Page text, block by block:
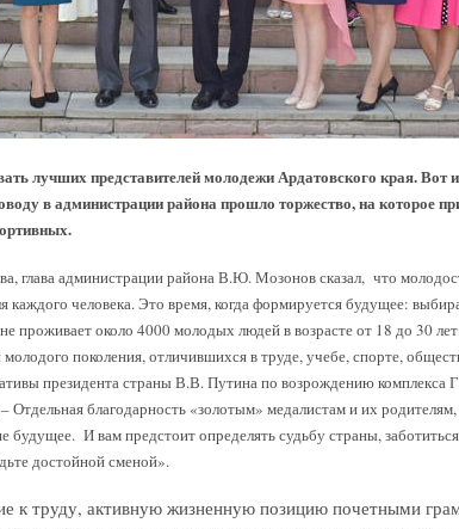
лучших представителей молодежи Ардатовского края.
в администрации района прошло торжество, на которое
глава администрации района В.Ю. Мозонов сказал, что
каждого человека. Это время, когда формируется будущее:
проживает около 4000 молодых людей в возрасте от 18 до 30
поколения, отличившихся в труде, учебе, спорте,
президента страны В.В. Путина по возрождению комплекса
Отдельная благодарность «золотым» медалистам и их
И вам предстоит определять судьбу страны,
достойной сменой».
к труду, активную жизненную позицию почетными